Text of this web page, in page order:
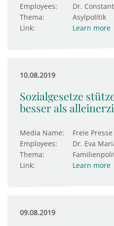
Employees:
Dr.
Thema:
Asylpolitik
Link:
Learn more
10.08.2019
Sozialgesetze
besser als
Media Name:
Freie Presse
Employees:
Dr. Eva
Thema:
Link:
Learn more
09.08.2019